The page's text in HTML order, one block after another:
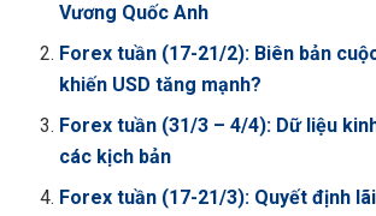
Vương Quốc Anh
Forex tuần (17-21/2): Biên bản
khiến USD tăng mạnh?
Forex tuần (31/3 – 4/4): Dữ liệu
các kịch bản
Forex tuần (17-21/3): Quyết định